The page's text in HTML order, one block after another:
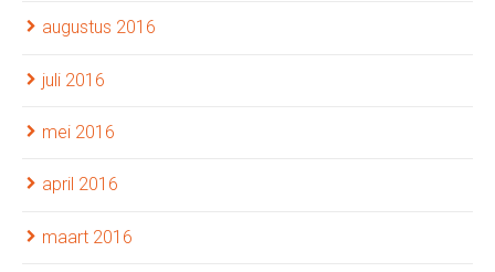
augustus 2016
juli 2016
mei 2016
april 2016
maart 2016